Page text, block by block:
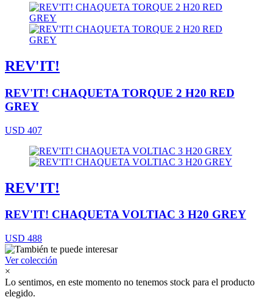
REV'IT!
REV'IT! CHAQUETA TORQUE 2 H20 RED
GREY
USD 407
REV'IT!
REV'IT! CHAQUETA VOLTIAC 3 H20 GREY
USD 488
Ver colección
×
Lo sentimos, en este momento no tenemos stock para el producto
elegido.